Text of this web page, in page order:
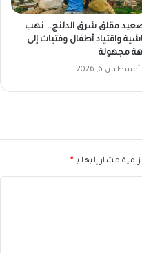
مقلق شرق الدلنج.. نهب
واقتياد أطفال وفتيات إلى
مجهولة
أغسطس 6, 2026
مشار إليها بـ*